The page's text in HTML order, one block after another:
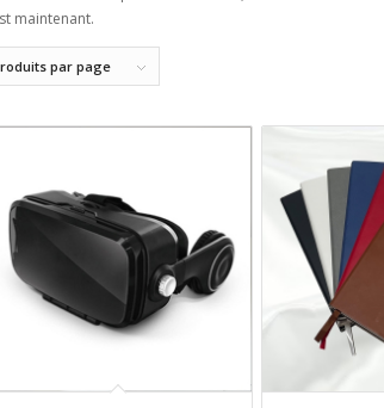
maintenant.
par page